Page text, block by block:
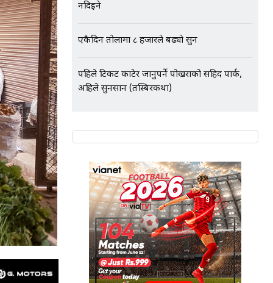
नदिइने
एकैदिन तोलामा ८ हजारले बढ्यो सुन
पहिले टिकट काटेर जानुपर्ने पोखराको सहिद पार्क,
अहिले सुनसान (तस्बिरकथा)